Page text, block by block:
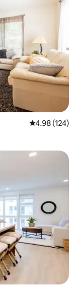
レビュー124
4.98 (124)